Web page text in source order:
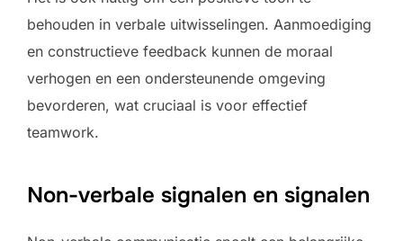
behouden in verbale uitwisselingen. Aanmoediging
en constructieve feedback kunnen de moraal
verhogen en een ondersteunende omgeving
bevorderen, wat cruciaal is voor effectief
teamwork.
Non-verbale signalen en signalen